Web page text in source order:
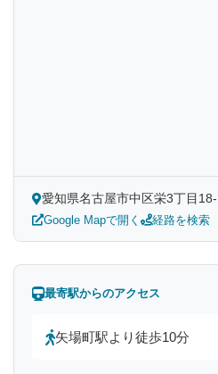
愛知県名古屋市中区栄3丁目
Google Mapで開く 経路を検索
最寄駅からのアクセス
矢場町駅より徒歩10分